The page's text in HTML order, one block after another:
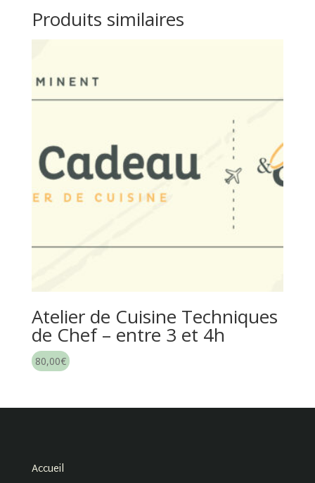
TERRINES:
Ticket
Produits similaires
Atelier de Cuisine Techniques
de Chef – entre 3 et 4h
80,00€
Accueil